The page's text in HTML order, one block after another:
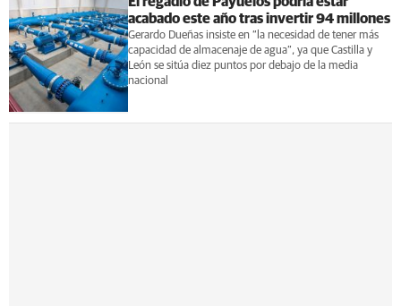
acabado este año tras invertir 94 millones
Gerardo Dueñas insiste en “la necesidad de tener más
capacidad de almacenaje de agua”, ya que Castilla y
León se sitúa diez puntos por debajo de la media
nacional